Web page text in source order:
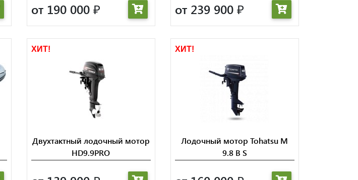
от 190 000 ₽ от 239 900 ₽
ХИТ!
Двухтактный лодочный мотор
HD9.9PRO
ХИТ!
Лодочный мотор Tohatsu M
9.8 B S